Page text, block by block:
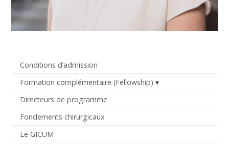
Conditions d’admission
Formation complémentaire (Fellowship)
Directeurs de programme
Fondements chirurgicaux
Le GICUM